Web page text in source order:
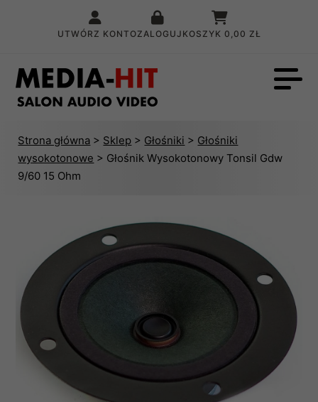
UTWÓRZ KONTOZALOGUJ KOSZYK 0,00 ZŁ
Strona główna > Sklep > Głośniki > Głośniki
wysokotonowe > Głośnik Wysokotonowy Tonsil Gdw
9/60 15 Ohm